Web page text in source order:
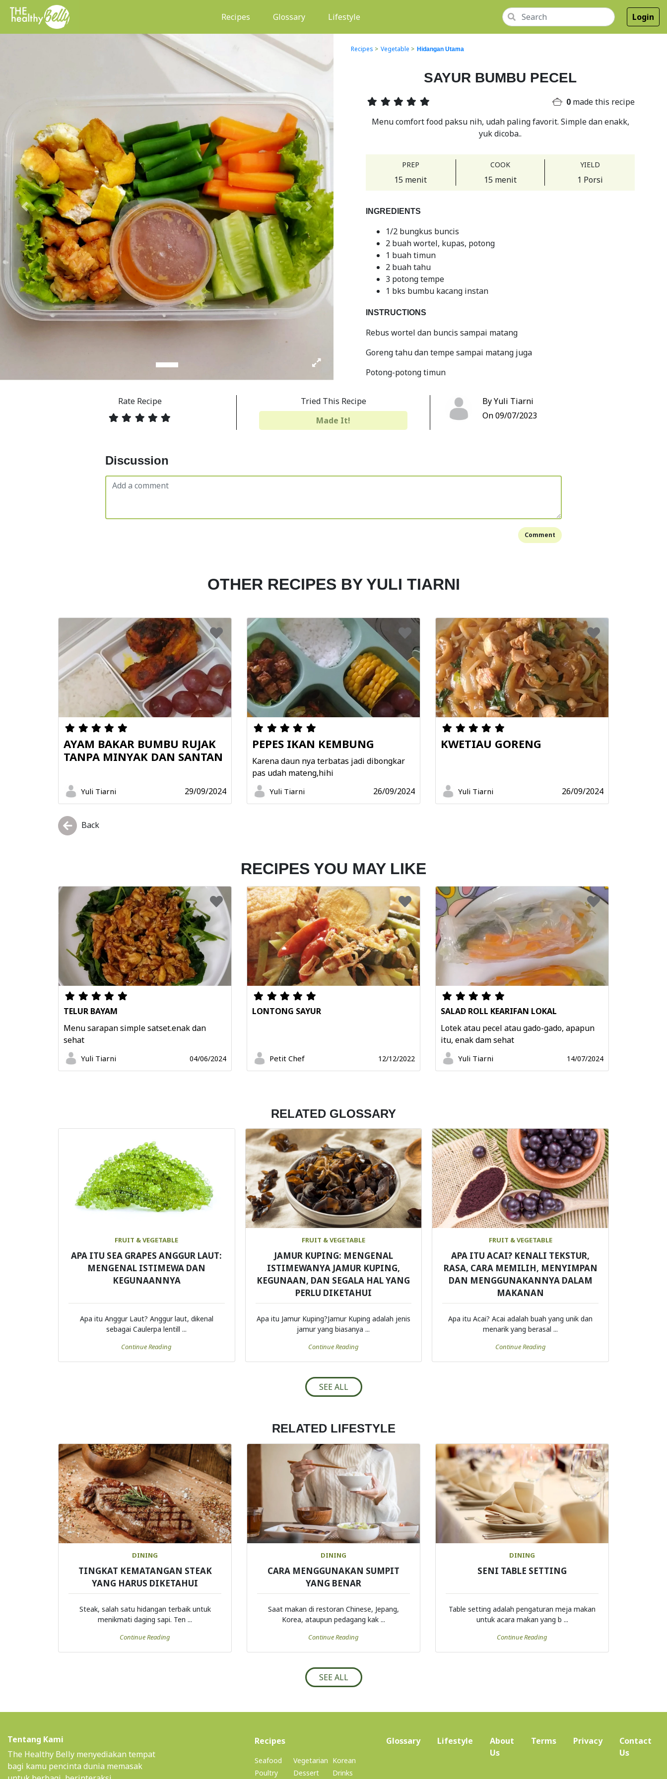
Recipes (current)Glossary Lifestyle Login
Previous Next
Recipes > Vegetable > Hidangan Utama
SAYUR BUMBU PECEL
0 made this recipe
Menu comfort food paksu nih, udah paling favorit. Simple dan enakk,
yuk dicoba..
PREP
15 menit
COOK
15 menit
YIELD
1 Porsi
INGREDIENTS
1/2 bungkus buncis
2 buah wortel, kupas, potong
1 buah timun
2 buah tahu
3 potong tempe
1 bks bumbu kacang instan
INSTRUCTIONS
Rebus wortel dan buncis sampai matang
Goreng tahu dan tempe sampai matang juga
Potong-potong timun
Tata sayuran rebus, tahu tempe, timun dan bumbu kacang
Siap disajikan
Rate Recipe
Tried This Recipe
Made It!
By Yuli Tiarni
On 09/07/2023
Discussion
Comment
OTHER RECIPES BY YULI TIARNI
AYAM BAKAR BUMBU RUJAK
TANPA MINYAK DAN SANTAN
Yuli Tiarni 29/09/2024
PEPES IKAN KEMBUNG
Karena daun nya terbatas jadi dibongkar
pas udah mateng,hihi
Yuli Tiarni 26/09/2024
KWETIAU GORENG
Yuli Tiarni 26/09/2024
Back
RECIPES YOU MAY LIKE
TELUR BAYAM
Menu sarapan simple satset.enak dan
sehat
Yuli Tiarni 04/06/2024
LONTONG SAYUR
Petit Chef 12/12/2022
SALAD ROLL KEARIFAN LOKAL
Lotek atau pecel atau gado-gado, apapun
itu, enak dam sehat
Yuli Tiarni 14/07/2024
RELATED GLOSSARY
FRUIT & VEGETABLE
APA ITU SEA GRAPES ANGGUR LAUT:
MENGENAL ISTIMEWA DAN
KEGUNAANNYA
Apa itu Anggur Laut? Anggur laut, dikenal
sebagai Caulerpa lentill ...
Continue Reading
FRUIT & VEGETABLE
JAMUR KUPING: MENGENAL
ISTIMEWANYA JAMUR KUPING,
KEGUNAAN, DAN SEGALA HAL YANG
PERLU DIKETAHUI
Apa itu Jamur Kuping?Jamur Kuping adalah jenis
jamur yang biasanya ...
Continue Reading
FRUIT & VEGETABLE
APA ITU ACAI? KENALI TEKSTUR,
RASA, CARA MEMILIH, MENYIMPAN
DAN MENGGUNAKANNYA DALAM
MAKANAN
Apa itu Acai? Acai adalah buah yang unik dan
menarik yang berasal ...
Continue Reading
SEE ALL
RELATED LIFESTYLE
DINING
TINGKAT KEMATANGAN STEAK
YANG HARUS DIKETAHUI
Steak, salah satu hidangan terbaik untuk
menikmati daging sapi. Ten ...
Continue Reading
DINING
CARA MENGGUNAKAN SUMPIT
YANG BENAR
Saat makan di restoran Chinese, Jepang,
Korea, ataupun pedagang kak ...
Continue Reading
DINING
SENI TABLE SETTING
Table setting adalah pengaturan meja makan
untuk acara makan yang b ...
Continue Reading
SEE ALL
Tentang Kami
The Healthy Belly menyediakan tempat
bagi kamu pencinta dunia memasak
Recipes(current)
Seafood
Poultry
Vegetarian
Dessert
Korean
Drinks
Glossary Lifestyle
About
Us(current)
Terms Privacy
Contact
Us